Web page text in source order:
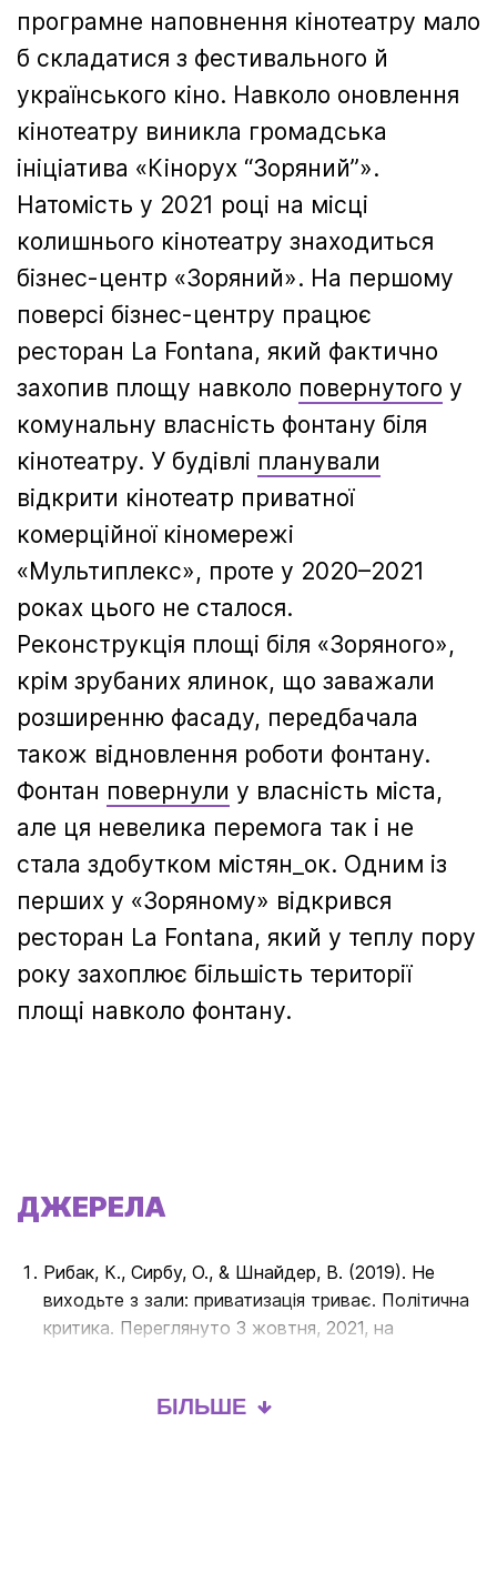
програмне наповнення кінотеатру мало
б складатися з фестивального й
українського кіно. Навколо оновлення
кінотеатру виникла громадська
ініціатива «Кінорух “Зоряний”».
Натомість у 2021 році на місці
колишнього кінотеатру знаходиться
бізнес-центр «Зоряний». На першому
поверсі бізнес-центру працює
ресторан La Fontana, який фактично
захопив площу навколо повернутого у
комунальну власність фонтану біля
кінотеатру. У будівлі планували
відкрити кінотеатр приватної
комерційної кіномережі
«Мультиплекс», проте у 2020–2021
роках цього не сталося.
Реконструкція площі біля «Зоряного»,
крім зрубаних ялинок, що заважали
розширенню фасаду, передбачала
також відновлення роботи фонтану.
Фонтан повернули у власність міста,
але ця невелика перемога так і не
стала здобутком містян_ок. Одним із
перших у «Зоряному» відкрився
ресторан La Fontana, який у теплу пору
року захоплює більшість території
площі навколо фонтану.
ДЖЕРЕЛА
Рибак, К., Сирбу, О., & Шнайдер, В. (2019). Не
виходьте з зали: приватизація триває. Політична
критика. Переглянуто 3 жовтня, 2021, на
Рибак, К., & Сирбу, О. (2020). Реконструкція
БІЛЬШЕ